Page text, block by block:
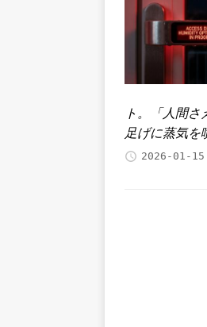
ト。「人間
足げに蒸気を
2026-01-15